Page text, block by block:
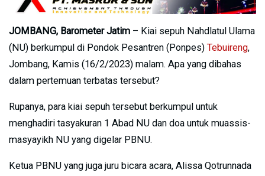
JOMBANG, Barometer Jatim – Kiai sepuh Nahdlatul Ulama
(NU) berkumpul di Pondok Pesantren (Ponpes) Tebuireng,
Jombang, Kamis (16/2/2023) malam. Apa yang dibahas
dalam pertemuan terbatas tersebut?
Rupanya, para kiai sepuh tersebut berkumpul untuk
menghadiri tasyakuran 1 Abad NU dan doa untuk muassis-
masyayikh NU yang digelar PBNU.
Ketua PBNU yang juga juru bicara acara, Alissa Qotrunnada